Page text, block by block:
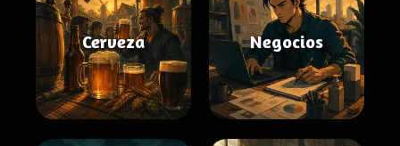
Cerveza Negocios